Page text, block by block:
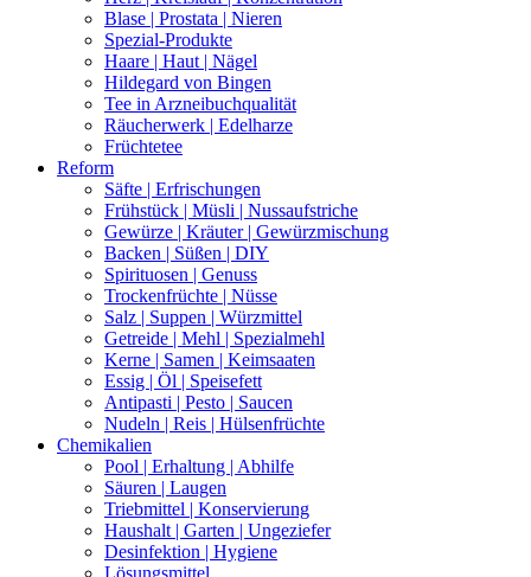
Blase | Prostata | Nieren
Spezial-Produkte
Haare | Haut | Nägel
Hildegard von Bingen
Tee in Arzneibuchqualität
Räucherwerk | Edelharze
Früchtetee
Reform
Säfte | Erfrischungen
Frühstück | Müsli | Nussaufstriche
Gewürze | Kräuter | Gewürzmischung
Backen | Süßen | DIY
Spirituosen | Genuss
Trockenfrüchte | Nüsse
Salz | Suppen | Würzmittel
Getreide | Mehl | Spezialmehl
Kerne | Samen | Keimsaaten
Essig | Öl | Speisefett
Antipasti | Pesto | Saucen
Nudeln | Reis | Hülsenfrüchte
Chemikalien
Pool | Erhaltung | Abhilfe
Säuren | Laugen
Triebmittel | Konservierung
Haushalt | Garten | Ungeziefer
Desinfektion | Hygiene
Lösungsmittel